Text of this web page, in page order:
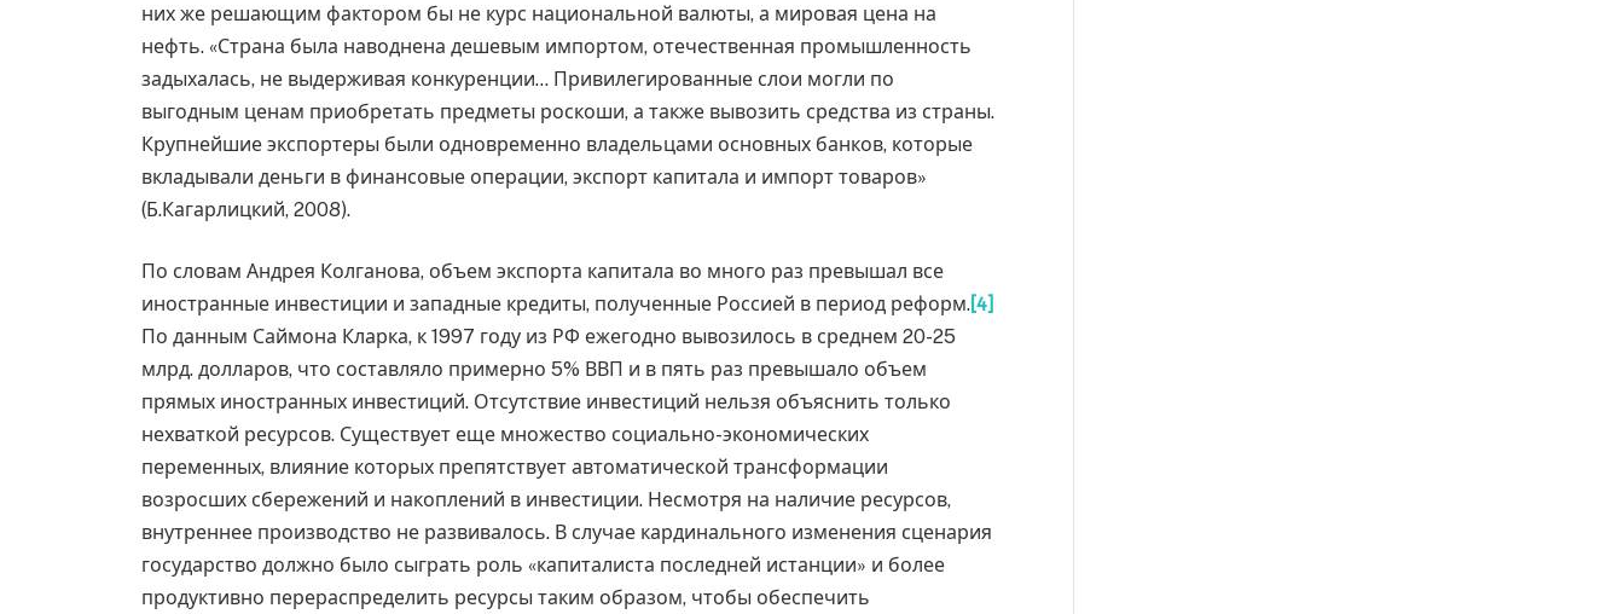
них же решающим фактором бы не курс национальной валюты, а мировая цена на
нефть. «Страна была наводнена дешевым импортом, отечественная промышленность
задыхалась, не выдерживая конкуренции… Привилегированные слои могли по
выгодным ценам приобретать предметы роскоши, а также вывозить средства из страны.
Крупнейшие экспортеры были одновременно владельцами основных банков, которые
вкладывали деньги в финансовые операции, экспорт капитала и импорт товаров»
(Б.Кагарлицкий, 2008).
По словам Андрея Колганова, объем экспорта капитала во много раз превышал все
иностранные инвестиции и западные кредиты, полученные Россией в период реформ.[4]
По данным Саймона Кларка, к 1997 году из РФ ежегодно вывозилось в среднем 20-25
млрд. долларов, что составляло примерно 5% ВВП и в пять раз превышало объем
прямых иностранных инвестиций. Отсутствие инвестиций нельзя объяснить только
нехваткой ресурсов. Существует еще множество социально-экономических
переменных, влияние которых препятствует автоматической трансформации
возросших сбережений и накоплений в инвестиции. Несмотря на наличие ресурсов,
внутреннее производство не развивалось. В случае кардинального изменения сценария
государство должно было сыграть роль «капиталиста последней истанции» и более
продуктивно перераспределить ресурсы таким образом, чтобы обеспечить